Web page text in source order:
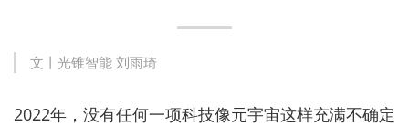
文丨光锥智能 刘雨琦
2022年，没有任何一项科技像元宇宙这样充满不确定